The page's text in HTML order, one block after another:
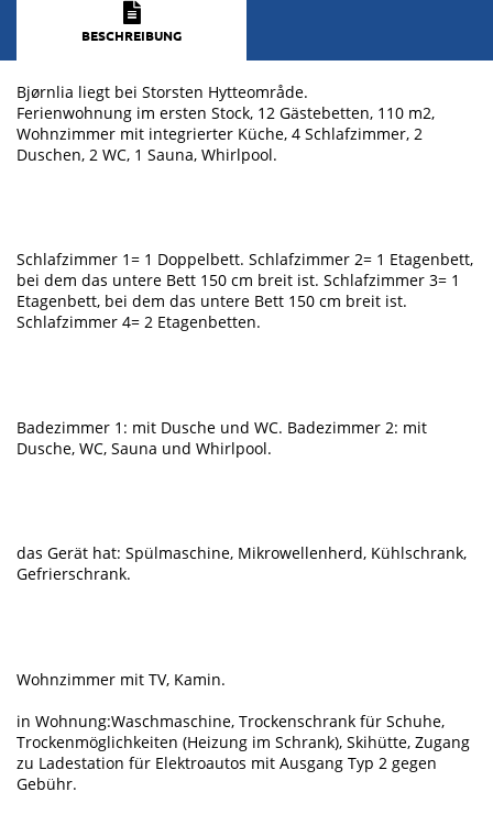
BESCHREIBUNG
Bjørnlia liegt bei Storsten Hytteområde.
Ferienwohnung im ersten Stock, 12 Gästebetten, 110 m2,
Wohnzimmer mit integrierter Küche, 4 Schlafzimmer, 2
Duschen, 2 WC, 1 Sauna, Whirlpool.
Schlafzimmer 1= 1 Doppelbett. Schlafzimmer 2= 1 Etagenbett,
bei dem das untere Bett 150 cm breit ist. Schlafzimmer 3= 1
Etagenbett, bei dem das untere Bett 150 cm breit ist.
Schlafzimmer 4= 2 Etagenbetten.
Badezimmer 1: mit Dusche und WC. Badezimmer 2: mit
Dusche, WC, Sauna und Whirlpool.
das Gerät hat: Spülmaschine, Mikrowellenherd, Kühlschrank,
Gefrierschrank.
Wohnzimmer mit TV, Kamin.
in Wohnung:Waschmaschine, Trockenschrank für Schuhe,
Trockenmöglichkeiten (Heizung im Schrank), Skihütte, Zugang
zu Ladestation für Elektroautos mit Ausgang Typ 2 gegen
Gebühr.